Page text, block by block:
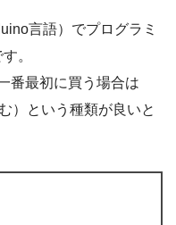
言語）でプログラミ
。
番最初に買う場合は
）という種類が良いと